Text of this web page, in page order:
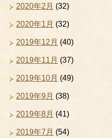
2020年2月 (32)
2020年1月 (32)
2019年12月 (40)
2019年11月 (37)
2019年10月 (49)
2019年9月 (38)
2019年8月 (41)
2019年7月 (54)